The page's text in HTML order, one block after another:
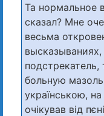
Та нормальное
сказал? Мне
весьма
больную
українською,
очікував від